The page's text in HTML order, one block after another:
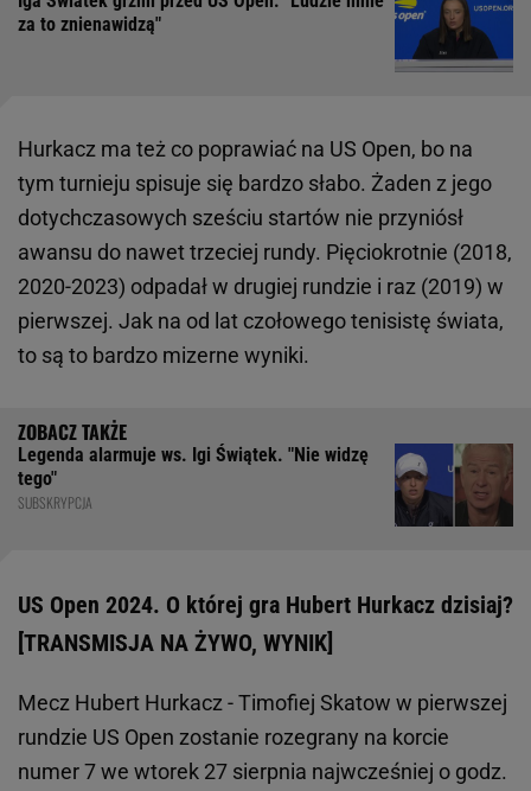
za to znienawidzą"
Hurkacz ma też co poprawiać na US Open, bo na
tym turnieju spisuje się bardzo słabo. Żaden z jego
dotychczasowych sześciu startów nie przyniósł
awansu do nawet trzeciej rundy. Pięciokrotnie (2018,
2020-2023) odpadał w drugiej rundzie i raz (2019) w
pierwszej. Jak na od lat czołowego tenisistę świata,
to są to bardzo mizerne wyniki.
Legenda alarmuje ws. Igi Świątek. "Nie widzę
tego"
SUBSKRYPCJA
US Open 2024. O której gra Hubert Hurkacz dzisiaj?
[TRANSMISJA NA ŻYWO, WYNIK]
Mecz Hubert Hurkacz - Timofiej Skatow w pierwszej
rundzie US Open zostanie rozegrany na korcie
numer 7 we wtorek 27 sierpnia najwcześniej o godz.